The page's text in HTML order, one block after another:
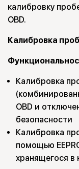
калибровку
OBD.
Калибровка
Калибровка
OBD и
безопасности
Калибровка
помощью
хранящегося в